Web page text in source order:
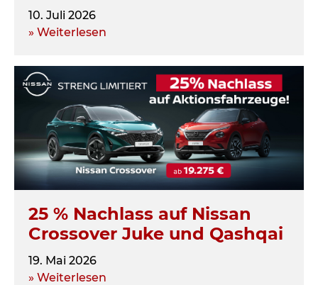
10. Juli 2026
» Weiterlesen
25 % Nachlass auf Nissan
Crossover Juke und Qashqai
19. Mai 2026
» Weiterlesen